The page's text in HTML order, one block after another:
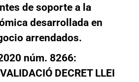
de soporte a la
desarrollada en
arrendados.
núm. 8266:
DECRET LLEI